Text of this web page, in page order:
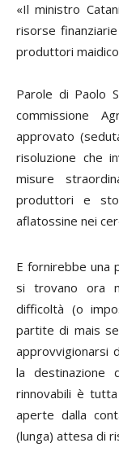
«Il ministro
risorse
produttori
Parole di Paolo
commissione
approvato
risoluzione che
misure
produttori e
aflatossine nei
E fornirebbe una
si trovano ora
difficoltà (o
partite di mais
approvvigionarsi
la destinazione
rinnovabili è
aperte dalla
(lunga) attesa di